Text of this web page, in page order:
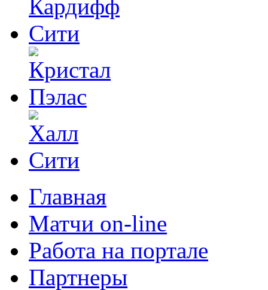
Главная
Матчи on-line
Работа на портале
Партнеры